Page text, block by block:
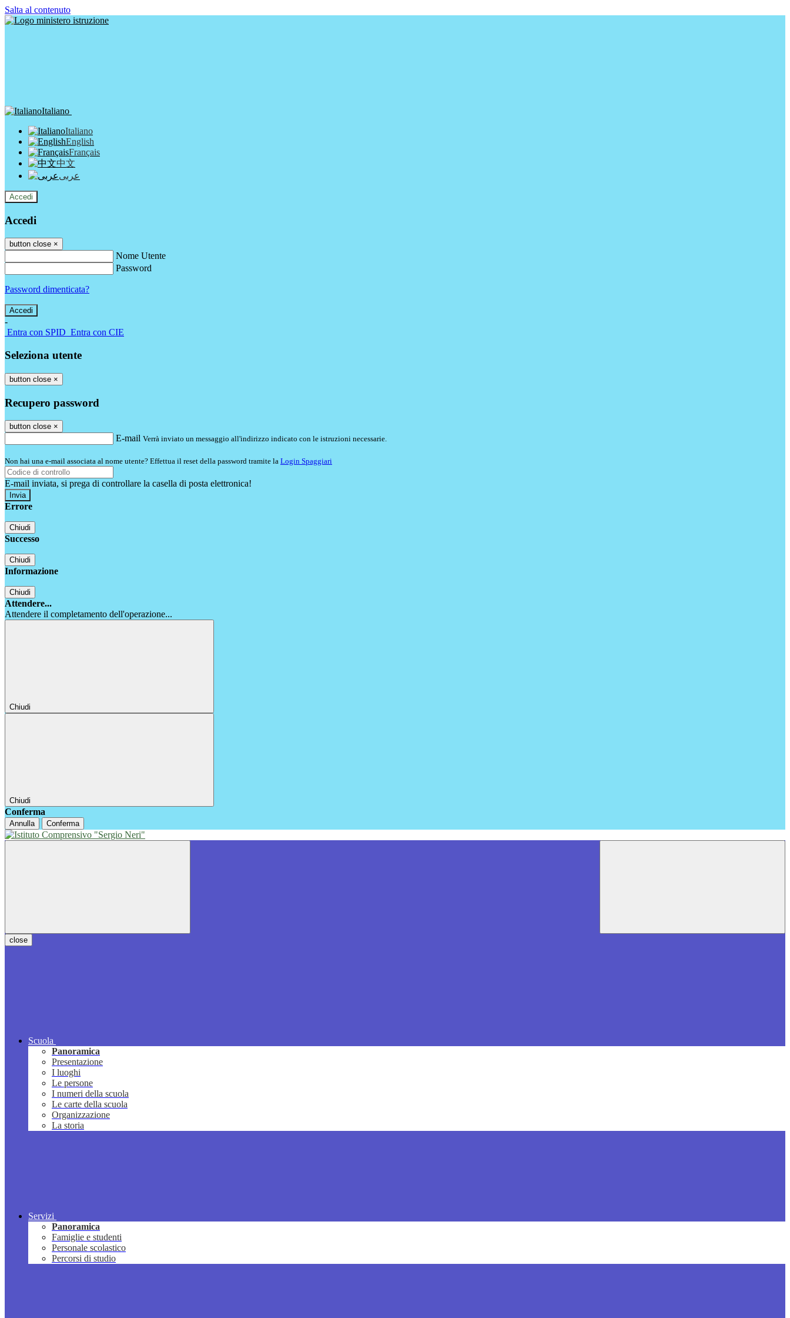
Salta al contenuto
Italiano
Italiano
English
Français
中文
عربى
Accedi
Accedi
button close ×
Nome Utente
Password
Password dimenticata?
-
Entra con SPID Entra con CIE
Seleziona utente
button close ×
Recupero password
button close ×
E-mail Verrà inviato un messaggio all'indirizzo indicato con le istruzioni necessarie.
Non hai una e-mail associata al nome utente? Effettua il reset della password tramite la Login Spaggiari
E-mail inviata, si prega di controllare la casella di posta elettronica!
Errore
Chiudi
Successo
Chiudi
Informazione
Chiudi
Attendere...
Attendere il completamento dell'operazione...
Chiudi
Chiudi
Conferma
Annulla Conferma
close
Scuola
Panoramica
Presentazione
I luoghi
Le persone
I numeri della scuola
Le carte della scuola
Organizzazione
La storia
Servizi
Panoramica
Famiglie e studenti
Personale scolastico
Percorsi di studio